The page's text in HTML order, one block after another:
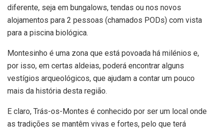
diferente, seja em bungalows, tendas ou nos novos
alojamentos para 2 pessoas (chamados PODs) com vista
para a piscina biológica.
Montesinho é uma zona que está povoada há milénios e,
por isso, em certas aldeias, poderá encontrar alguns
vestígios arqueológicos, que ajudam a contar um pouco
mais da história desta região.
E claro, Trás-os-Montes é conhecido por ser um local onde
as tradições se mantêm vivas e fortes, pelo que terá